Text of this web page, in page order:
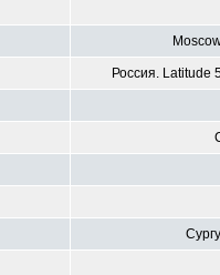
Россия. Latitude